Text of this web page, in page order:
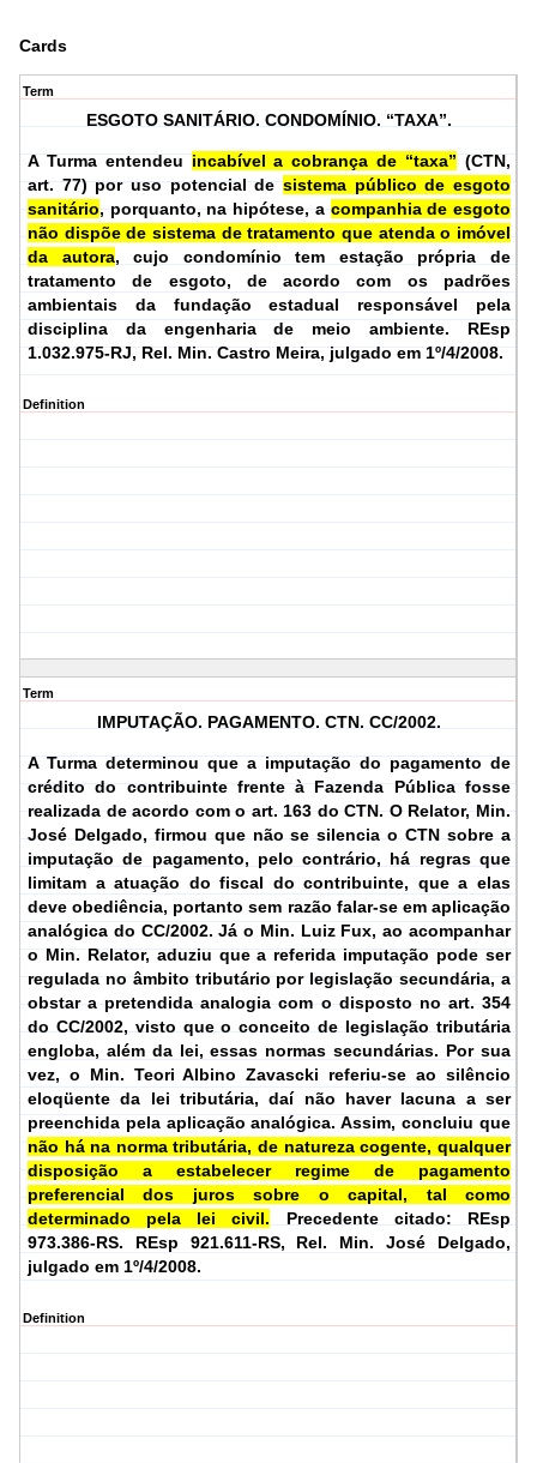
Cards
Term
ESGOTO SANITÁRIO. CONDOMÍNIO. “TAXA”.
A Turma entendeu incabível a cobrança de “taxa” (CTN,
art. 77) por uso potencial de sistema público de esgoto
sanitário, porquanto, na hipótese, a companhia de esgoto
não dispõe de sistema de tratamento que atenda o imóvel
da autora, cujo condomínio tem estação própria de
tratamento de esgoto, de acordo com os padrões
ambientais da fundação estadual responsável pela
disciplina da engenharia de meio ambiente. REsp
1.032.975-RJ, Rel. Min. Castro Meira, julgado em 1º/4/2008.
Definition
Term
IMPUTAÇÃO. PAGAMENTO. CTN. CC/2002.
A Turma determinou que a imputação do pagamento de
crédito do contribuinte frente à Fazenda Pública fosse
realizada de acordo com o art. 163 do CTN. O Relator, Min.
José Delgado, firmou que não se silencia o CTN sobre a
imputação de pagamento, pelo contrário, há regras que
limitam a atuação do fiscal do contribuinte, que a elas
deve obediência, portanto sem razão falar-se em aplicação
analógica do CC/2002. Já o Min. Luiz Fux, ao acompanhar
o Min. Relator, aduziu que a referida imputação pode ser
regulada no âmbito tributário por legislação secundária, a
obstar a pretendida analogia com o disposto no art. 354
do CC/2002, visto que o conceito de legislação tributária
engloba, além da lei, essas normas secundárias. Por sua
vez, o Min. Teori Albino Zavascki referiu-se ao silêncio
eloqüente da lei tributária, daí não haver lacuna a ser
preenchida pela aplicação analógica. Assim, concluiu que
não há na norma tributária, de natureza cogente, qualquer
disposição a estabelecer regime de pagamento
preferencial dos juros sobre o capital, tal como
determinado pela lei civil. Precedente citado: REsp
973.386-RS. REsp 921.611-RS, Rel. Min. José Delgado,
julgado em 1º/4/2008.
Definition